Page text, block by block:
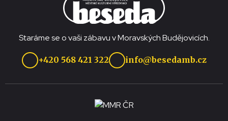
Staráme se o vaši zábavu v Moravských Budějovicích.
+420 568 421 322 info@besedamb.cz